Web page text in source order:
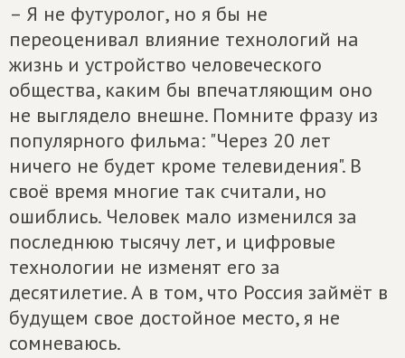
– Я не футуролог, но я бы не
переоценивал влияние технологий на
жизнь и устройство человеческого
общества, каким бы впечатляющим оно
не выглядело внешне. Помните фразу из
популярного фильма: "Через 20 лет
ничего не будет кроме телевидения". В
своё время многие так считали, но
ошиблись. Человек мало изменился за
последнюю тысячу лет, и цифровые
технологии не изменят его за
десятилетие. А в том, что Россия займёт в
будущем свое достойное место, я не
сомневаюсь.